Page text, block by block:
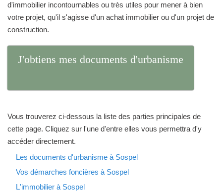
d'immobilier incontournables ou très utiles pour mener à bien
votre projet, qu'il s'agisse d'un achat immobilier ou d'un projet de
construction.
J'obtiens mes documents d'urbanisme
Vous trouverez ci-dessous la liste des parties principales de
cette page. Cliquez sur l'une d'entre elles vous permettra d'y
accéder directement.
Les documents d'urbanisme à Sospel
Vos démarches foncières à Sospel
L'immobilier à Sospel